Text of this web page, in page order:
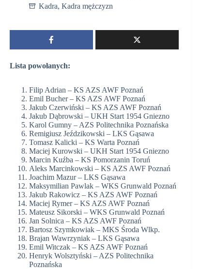
Kadra, Kadra mężczyzn
Lista powołanych:
Filip Adrian – KS AZS AWF Poznań
Emil Bucher – KS AZS AWF Poznań
Jakub Czerwiński – KS AZS AWF Poznań
Jakub Dąbrowski – UKH Start 1954 Gniezno
Karol Gumny – AZS Politechnika Poznańska
Remigiusz Jeździkowski – LKS Gąsawa
Tomasz Kalicki – KS Warta Poznań
Maciej Kurowski – UKH Start 1954 Gniezno
Marcin Kuźba – KS Pomorzanin Toruń
Aleks Marcinkowski – KS AZS AWF Poznań
Joachim Mazur – LKS Gąsawa
Maksymilian Pawlak – WKS Grunwald Poznań
Jakub Rakowicz – KS AZS AWF Poznań
Maciej Rymer – KS AZS AWF Poznań
Mateusz Sikorski – WKS Grunwald Poznań
Jan Solnica – KS AZS AWF Poznań
Bartosz Szymkowiak – MKS Środa Wlkp.
Brajan Wawrzyniak – LKS Gąsawa
Emil Witczak – KS AZS AWF Poznań
Henryk Wolsztyński – AZS Politechnika
Poznańska